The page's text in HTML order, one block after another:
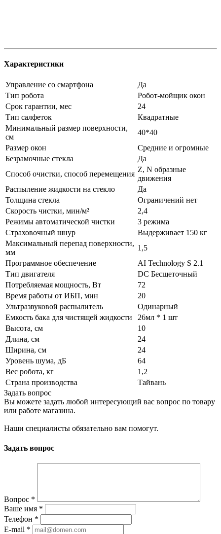
Характеристики
Управление со смартфона
Да
Тип робота
Робот-мойщик окон
Срок гарантии, мес
24
Тип салфеток
Квадратные
Минимальный размер поверхности,
см
40*40
Размер окон
Средние и огромные
Безрамочные стекла
Да
Способ очистки, способ перемещения
Z, N образные
движения
Распыление жидкости на стекло
Да
Толщина стекла
Ограничений нет
Скорость чистки, мин/м²
2,4
Режимы автоматической чистки
3 режима
Страховочный шнур
Выдерживает 150 кг
Максимальный перепад поверхности,
мм
1,5
Программное обеспечение
AI Technology S 2.1
Тип двигателя
DC Беcщеточный
Потребляемая мощность, Вт
72
Время работы от ИБП, мин
20
Ультразвуковой распылитель
Одинарный
Емкость бака для чистящей жидкости
26мл * 1 шт
Высота, см
10
Длина, см
24
Ширина, см
24
Уровень шума, дБ
64
Вес робота, кг
1,2
Страна производства
Тайвань
Задать вопрос
Вы можете задать любой интересующий вас вопрос по товару
или работе магазина.
Наши специалисты обязательно вам помогут.
Задать вопрос
Вопрос *
Ваше имя *
Телефон *
E-mail *